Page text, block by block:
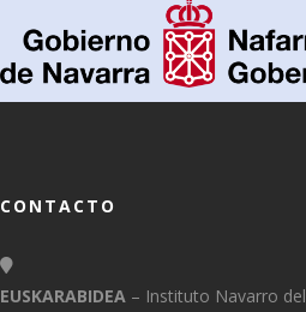
CONTACTO
EUSKARABIDEA – Instituto Navarro del